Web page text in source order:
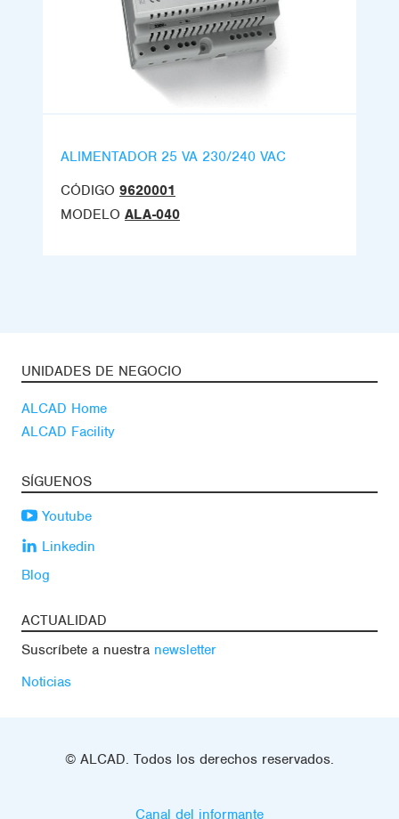
ALIMENTADOR 25 VA 230/240 VAC
CÓDIGO 9620001
MODELO ALA-040
UNIDADES DE NEGOCIO
ALCAD Home
ALCAD Facility
SÍGUENOS
Youtube
Linkedin
Blog
ACTUALIDAD
Suscríbete a nuestra newsletter
Noticias
© ALCAD. Todos los derechos reservados.
Canal del informante